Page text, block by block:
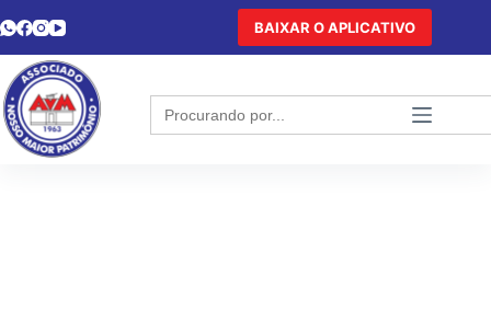
BAIXAR O APLICATIVO
Search
for: